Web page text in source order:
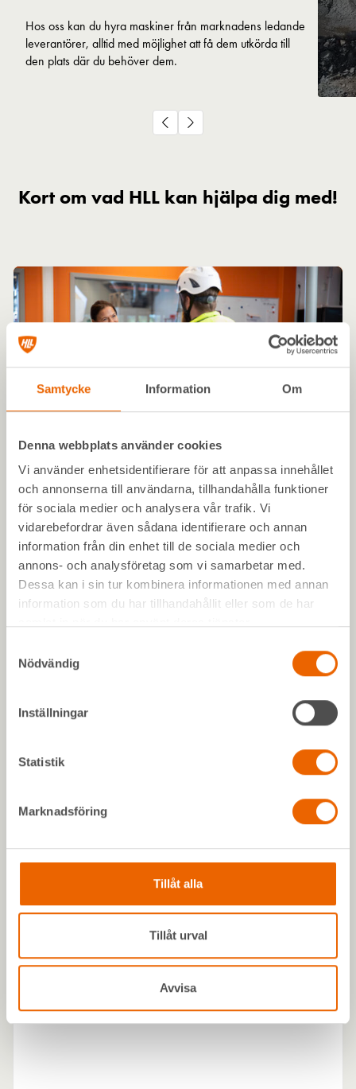
Samtycke Information Om
Denna webbplats använder cookies
Vi använder enhetsidentifierare för att anpassa innehållet
och annonserna till användarna, tillhandahålla funktioner
för sociala medier och analysera vår trafik. Vi
vidarebefordrar även sådana identifierare och annan
information från din enhet till de sociala medier och
annons- och analysföretag som vi samarbetar med.
Dessa kan i sin tur kombinera informationen med annan
information som du har tillhandahållit eller som de har
Nödvändig
Inställningar
Statistik
Marknadsföring
Tillåt alla
Tillåt urval
Avvisa
Hos oss kan du hyra maskiner från marknadens ledande
leverantörer, alltid med möjlighet att få dem utkörda till
den plats där du behöver dem.
Kort om vad HLL kan hjälpa dig med!
Bli kund hos oss
Som kund hos oss har du nära till alla våra maskiner, kunskap
och skräddarsydda lösningar. Vi erbjuder alltid maskiner från
marknadens ledande leverantörer. Rena, servade och redo
att göra jobbet. Skapa konto redan idag.
Mitt HLL är din digitala depå som samlar allt på ett ställe. Har
du inte konto? Skapa det redan idag!